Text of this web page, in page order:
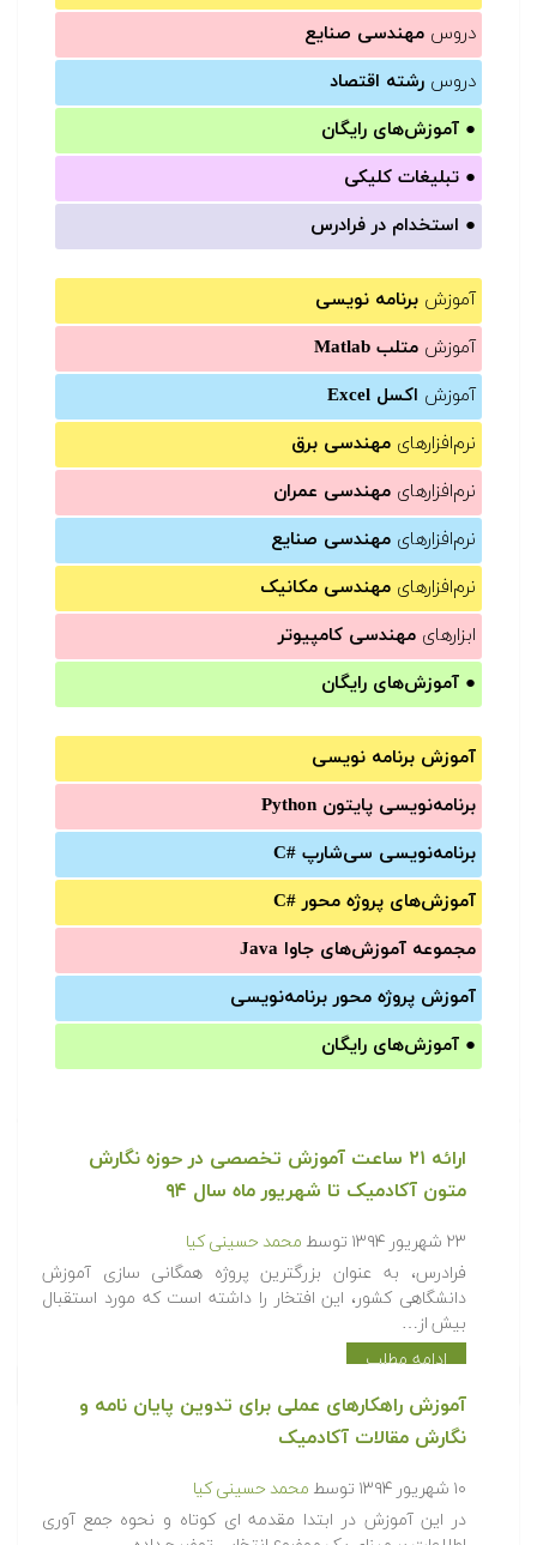
دروس مهندسی صنایع
دروس رشته اقتصاد
● آموزش‌های رایگان
● تبلیغات کلیکی
● استخدام در فرادرس
آموزش برنامه نویسی
آموزش متلب Matlab
آموزش اکسل Excel
نرم‌افزارهای مهندسی برق
نرم‌افزارهای مهندسی عمران
نرم‌افزارهای مهندسی صنایع
نرم‌افزارهای مهندسی مکانیک
ابزارهای مهندسی کامپیوتر
● آموزش‌های رایگان
آموزش برنامه نویسی
برنامه‌نویسی پایتون Python
برنامه‌‌نویسی سی‌شارپ C#‎
آموزش‌های پروژه محور #C
مجموعه آموزش‌های جاوا Java
آموزش‌ پروژه محور برنامه‌نویسی
● آموزش‌های رایگان
ارائه ۲۱ ساعت آموزش تخصصی در حوزه نگارش
متون آکادمیک تا شهریور ماه سال ۹۴
۲۳ شهریور ۱۳۹۴ توسط محمد حسینی کیا
فرادرس، به عنوان بزرگترین پروژه همگانی سازی آموزش
دانشگاهی کشور، این افتخار را داشته است که مورد استقبال
بیش از…
ادامه مطلب
آموزش راهکارهای عملی برای تدوین پایان نامه و
نگارش مقالات آکادمیک
۱۰ شهریور ۱۳۹۴ توسط محمد حسینی کیا
در این آموزش در ابتدا مقدمه ای کوتاه و نحوه جمع آوری